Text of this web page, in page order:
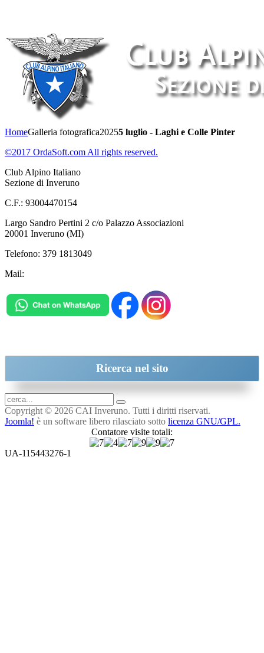
HomeGalleria fotografica20255 luglio - Laghi e Colle Pinter
©2017 OrdaSoft.com All rights reserved.
Club Alpino Italiano
Sezione di Inveruno
C.F.: 93004470154
Largo Sandro Pertini 2 c/o Palazzo Associazioni
20001 Inveruno (MI)
Telefono: 379 1813049
Mail:
Ricerca nel sito
Copyright © 2026 CAI Inveruno. Tutti i diritti riservati.
Joomla! è un software libero rilasciato sotto licenza GNU/GPL.
Contatore visite totali:
UA-115443276-1